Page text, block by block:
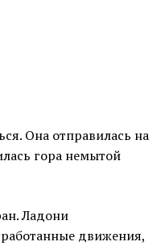
Она отправилась на
гора немытой
Ладони
движения,